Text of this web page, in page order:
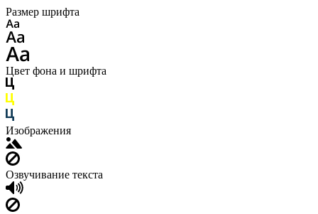
Размер шрифта
Цвет фона и шрифта
Изображения
Озвучивание текста